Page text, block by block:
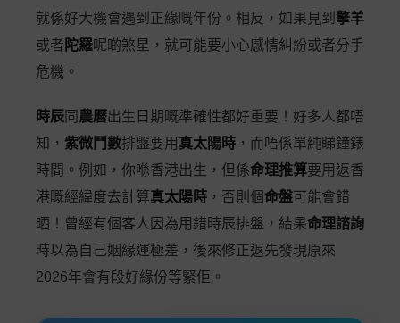
就係好大機會遇到正緣嘅年份。相反，如果見到 擎羊
或者 陀羅呢啲煞星，就可能要小心感情糾紛或者分手
危機。
時辰 同 農曆出生日期嘅準確性都好重要！好多人都唔
知， 紫微鬥數排盤要用 真太陽時 ，而唔係單純睇鐘錶
時間。例如，你喺香港出生，但係命理推算要用返香
港嘅經緯度去計算真太陽時 ，否則個 命盤可能會錯
晒！曾經有個客人因為用錯時辰排盤，結果命理諮詢
時以為自己姻緣運極差，後來修正返先發現原來
2026年會有段好緣份等緊佢。